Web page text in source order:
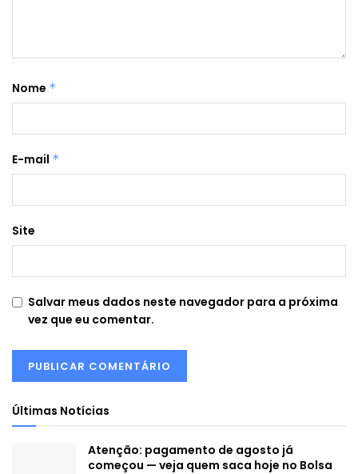
Nome *
E-mail *
Site
Salvar meus dados neste navegador para a próxima
vez que eu comentar.
Últimas Notícias
Atenção: pagamento de agosto já
começou — veja quem saca hoje no Bolsa